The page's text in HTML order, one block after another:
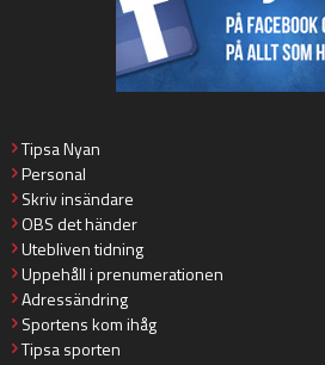
Tipsa Nyan
Personal
Skriv insändare
OBS det händer
Utebliven tidning
Uppehåll i prenumerationen
Adressändring
Sportens kom ihåg
Tipsa sporten